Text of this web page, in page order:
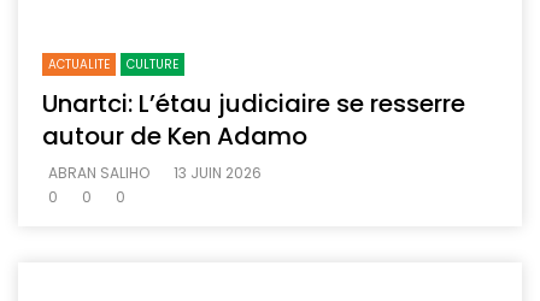
ACTUALITE CULTURE
Unartci: L’étau judiciaire se resserre
autour de Ken Adamo
ABRAN SALIHO
13 JUIN 2026
0
0 0